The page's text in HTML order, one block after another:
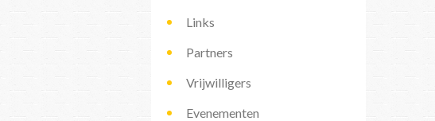
Links
Partners
Vrijwilligers
Evenementen